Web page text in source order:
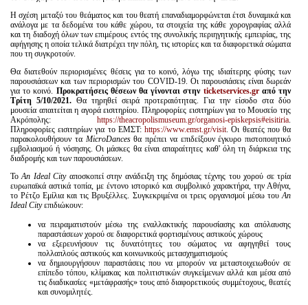
Η σχέση μεταξύ του θεάματος και του θεατή επαναδιαμορφώνεται έτσι δυναμικά και
ανάλογα με τα δεδομένα του κάθε χώρου, τα στοιχεία της κάθε χορογραφίας αλλά
και τη διαδοχή όλων των επιμέρους εντός της συνολικής περιηγητικής εμπειρίας, της
αφήγησης η οποία τελικά διατρέχει την πόλη, τις ιστορίες και τα διαφορετικά σώματα
που τη συγκροτούν.
Θα διατεθούν περιορισμένες θέσεις για το κοινό, λόγω της ιδιαίτερης φύσης των
παρουσιάσεων και των περιορισμών του COVID-19. Οι παρουσιάσεις είναι δωρεάν
για το κοινό. Προκρατήσεις θέσεων θα γίνονται στην ticketservices.grαπό την
Τρίτη 5/10/2021. Θα τηρηθεί σειρά προτεραιότητας. Για την είσοδο στα δύο
μουσεία απαιτείται η αγορά εισιτηρίου. Πληροφορίες εισιτηρίων για το Μουσείο της
Ακρόπολης: https://theacropolismuseum.gr/organosi-episkepsis#eisitiria.
Πληροφορίες εισιτηρίων για το ΕΜΣΤ:https://www.emst.gr/visit. Οι θεατές που θα
παρακολουθήσουν τα MicroDancesθα πρέπει να επιδείξουν έγκυρο πιστοποιητικό
εμβολιασμού ή νόσησης. Οι μάσκες θα είναι απαραίτητες καθ' όλη τη διάρκεια της
διαδρομής και των παρουσιάσεων.
ΤοAn IdealCityαποσκοπεί στην ανάδειξη της δημόσιας τέχνης του χορού σε τρία
ευρωπαϊκά αστικά τοπία, με έντονο ιστορικό και συμβολικό χαρακτήρα, την Αθήνα,
το Ρέτζο Εμίλια και τις Βρυξέλλες. Συγκεκριμένα οι τρεις οργανισμοί μέσω τουAn
Ideal Cityεπιδιώκουν:
να πειραματιστούν μέσω της εναλλακτικής παρουσίασης και απόλαυσης
παραστάσεων χορού σε διαφορετικά φορτισμένους αστικούς χώρους
να εξερευνήσουν τις δυνατότητες του σώματος να αφηγηθεί τους
πολλαπλούς αστικούς και κοινωνικούς μετασχηματισμούς
να δημιουργήσουν παραστάσεις που να μπορούν να μεταστοιχειωθούν σε
επίπεδο τόπου, κλίμακας και πολιτιστικών συγκείμενων αλλά και μέσα από
τις διαδικασίες «μετάφρασής» τους από διαφορετικούς συμμέτοχους, θεατές
και συνομιλητές.